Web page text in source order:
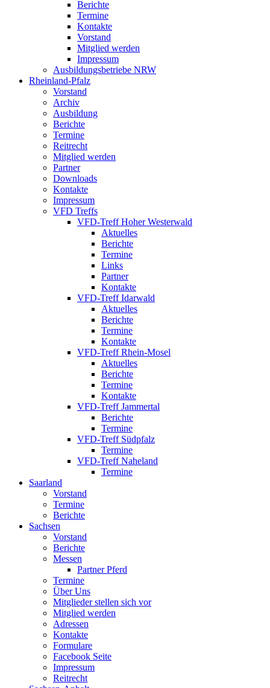
Berichte
Termine
Kontakte
Vorstand
Mitglied werden
Impressum
Ausbildungsbetriebe NRW
Rheinland-Pfalz
Vorstand
Archiv
Ausbildung
Berichte
Termine
Reitrecht
Mitglied werden
Partner
Downloads
Kontakte
Impressum
VFD Treffs
VFD-Treff Hoher Westerwald
Aktuelles
Berichte
Termine
Links
Partner
Kontakte
VFD-Treff Idarwald
Aktuelles
Berichte
Termine
Kontakte
VFD-Treff Rhein-Mosel
Aktuelles
Berichte
Termine
Kontakte
VFD-Treff Jammertal
Berichte
Termine
VFD-Treff Südpfalz
Termine
VFD-Treff Naheland
Termine
Saarland
Vorstand
Termine
Berichte
Sachsen
Vorstand
Berichte
Messen
Partner Pferd
Termine
Über Uns
Mitglieder stellen sich vor
Mitglied werden
Adressen
Kontakte
Formulare
Facebook Seite
Impressum
Reitrecht